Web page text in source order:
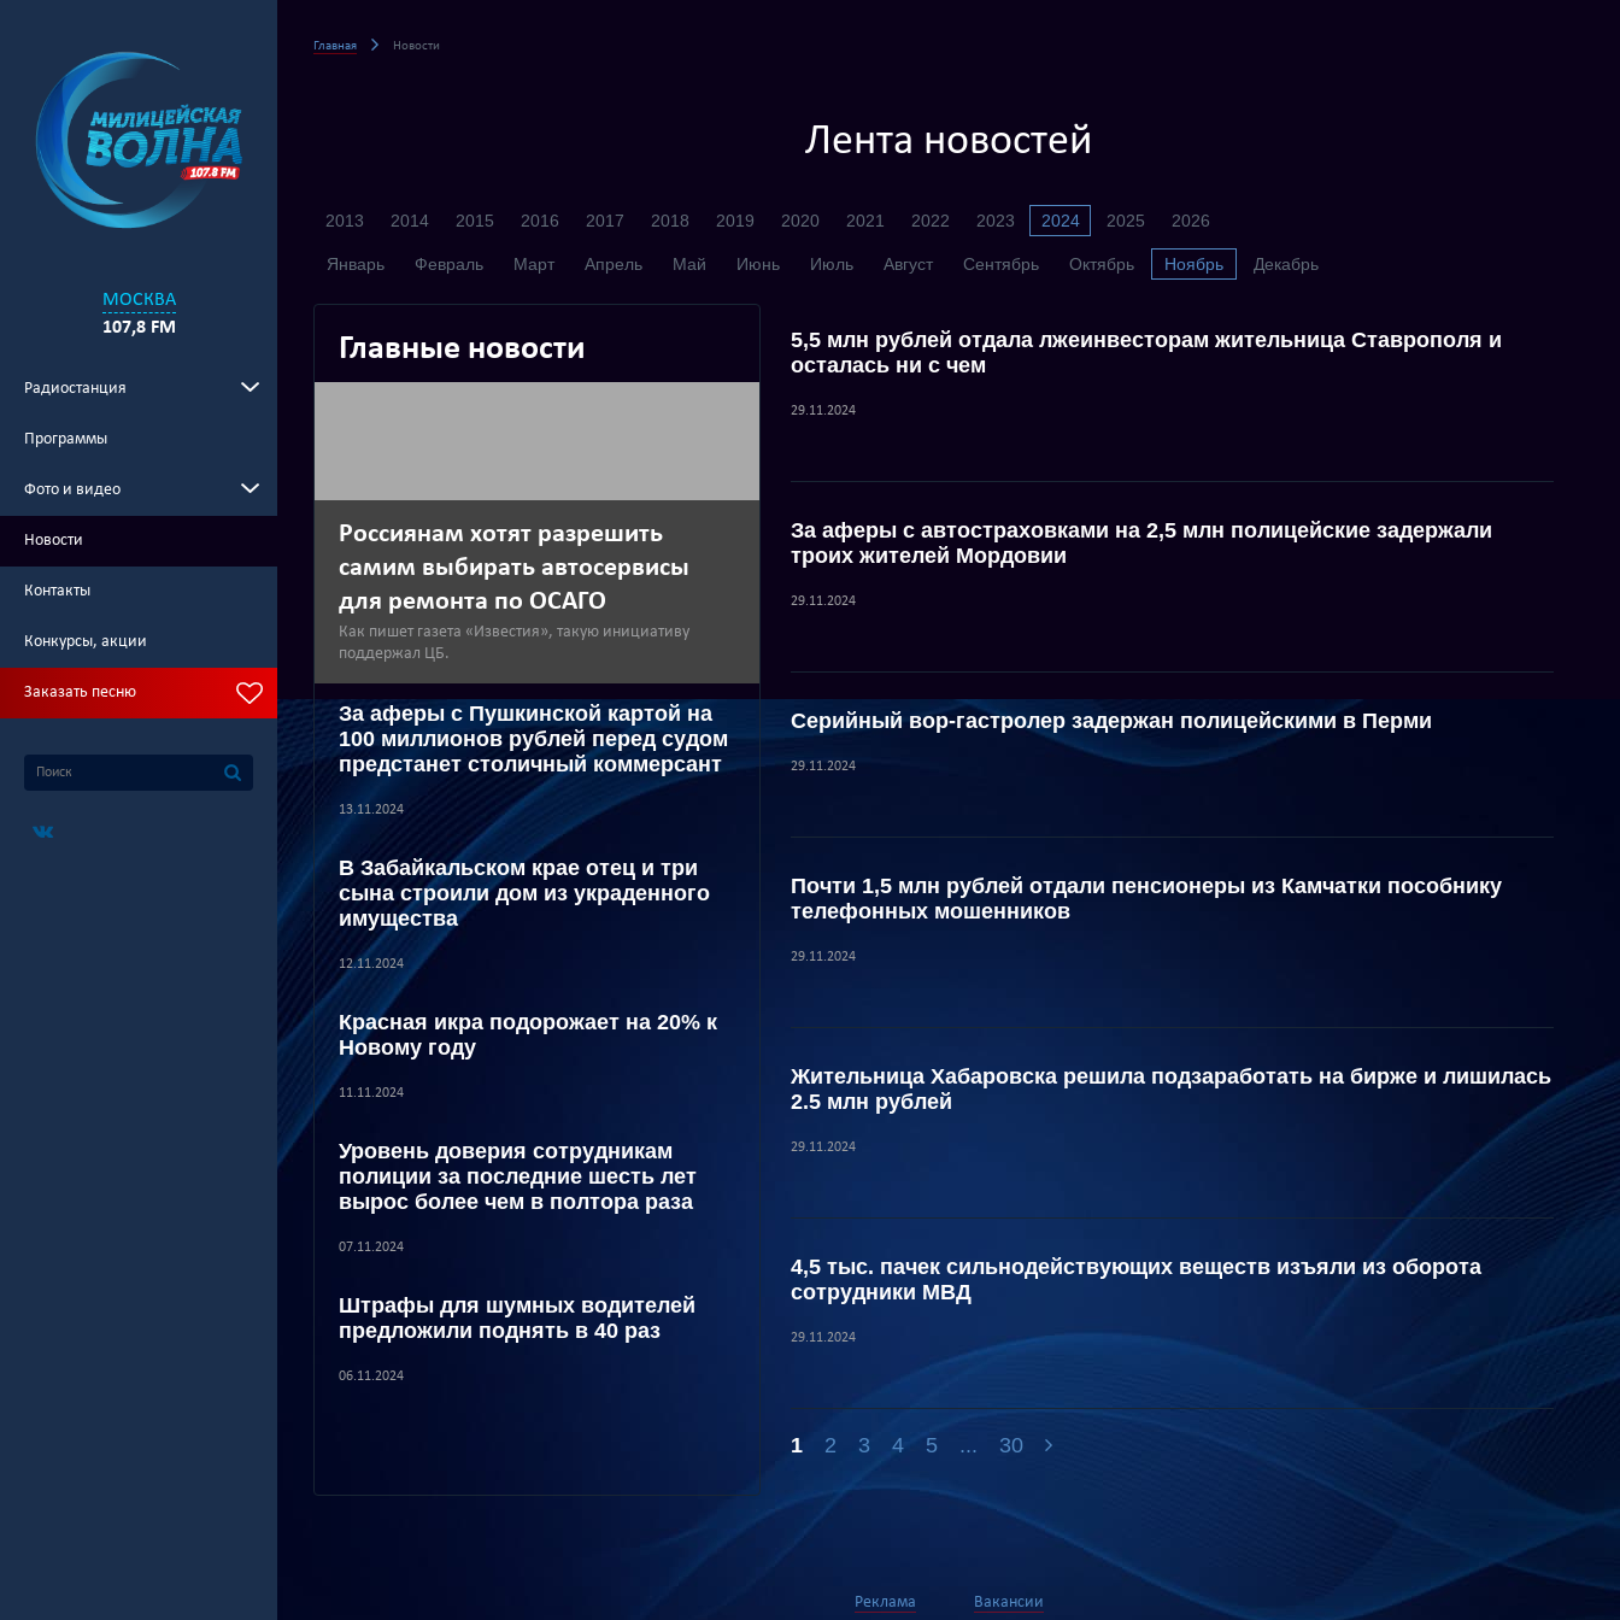
МОСКВА
107,8 FM
Радиостанция
Программы
Фото и видео
Новости
Контакты
Конкурсы, акции
Заказать песню
Главная Новости
Лента новостей
2013 2014 2015 2016 2017 2018 2019 2020 2021 2022 2023 2024 2025 2026
Январь Февраль Март Апрель Май Июнь Июль Август Сентябрь Октябрь Ноябрь Декабрь
Главные новости
Россиянам хотят разрешить
самим выбирать автосервисы
для ремонта по ОСАГО
Как пишет газета «Известия», такую инициативу
поддержал ЦБ.
За аферы с Пушкинской картой на
100 миллионов рублей перед судом
предстанет столичный коммерсант
13.11.2024
В Забайкальском крае отец и три
сына строили дом из украденного
имущества
12.11.2024
Красная икра подорожает на 20% к
Новому году
11.11.2024
Уровень доверия сотрудникам
полиции за последние шесть лет
вырос более чем в полтора раза
07.11.2024
Штрафы для шумных водителей
предложили поднять в 40 раз
06.11.2024
5,5 млн рублей отдала лжеинвесторам жительница Ставрополя и
осталась ни с чем
29.11.2024
За аферы с автостраховками на 2,5 млн полицейские задержали
троих жителей Мордовии
29.11.2024
Серийный вор-гастролер задержан полицейскими в Перми
29.11.2024
Почти 1,5 млн рублей отдали пенсионеры из Камчатки пособнику
телефонных мошенников
29.11.2024
Жительница Хабаровска решила подзаработать на бирже и лишилась
2.5 млн рублей
29.11.2024
4,5 тыс. пачек сильнодействующих веществ изъяли из оборота
сотрудники МВД
29.11.2024
1 2 3 4 5 ... 30
Реклама Вакансии